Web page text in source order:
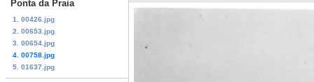
Ponta da Praia
1. 00426.jpg
2. 00653.jpg
3. 00654.jpg
4. 00758.jpg
5. 01637.jpg